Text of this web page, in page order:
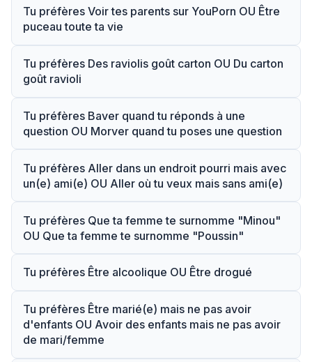
Tu préfères Voir tes parents sur YouPorn OU Être
puceau toute ta vie
Tu préfères Des raviolis goût carton OU Du carton
goût ravioli
Tu préfères Baver quand tu réponds à une
question OU Morver quand tu poses une question
Tu préfères Aller dans un endroit pourri mais avec
un(e) ami(e) OU Aller où tu veux mais sans ami(e)
Tu préfères Que ta femme te surnomme "Minou"
OU Que ta femme te surnomme "Poussin"
Tu préfères Être alcoolique OU Être drogué
Tu préfères Être marié(e) mais ne pas avoir
d'enfants OU Avoir des enfants mais ne pas avoir
de mari/femme